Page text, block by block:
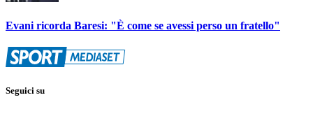
Evani ricorda Baresi: "È come se avessi perso un fratello"
Seguici su